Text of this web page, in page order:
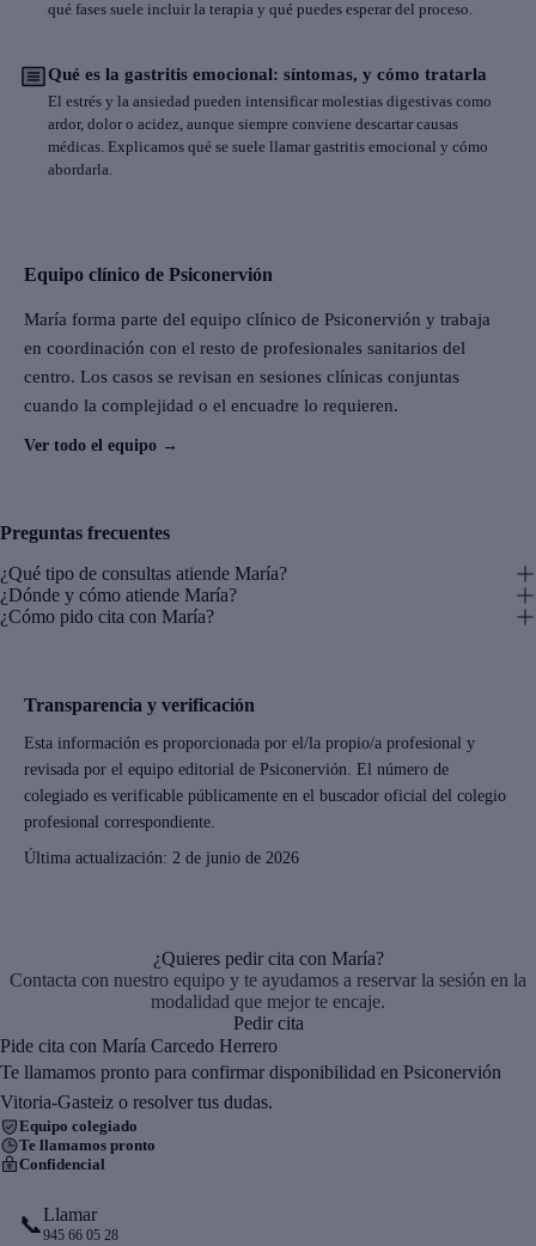
qué fases suele incluir la terapia y qué puedes esperar del proceso.
Qué es la gastritis emocional: síntomas, y cómo tratarla
El estrés y la ansiedad pueden intensificar molestias digestivas como
ardor, dolor o acidez, aunque siempre conviene descartar causas
médicas. Explicamos qué se suele llamar gastritis emocional y cómo
abordarla.
Equipo clínico de Psiconervión
María forma parte del equipo clínico de Psiconervión y trabaja
en coordinación con el resto de profesionales sanitarios del
centro. Los casos se revisan en sesiones clínicas conjuntas
cuando la complejidad o el encuadre lo requieren.
Ver todo el equipo →
Preguntas frecuentes
¿Qué tipo de consultas atiende María?
¿Dónde y cómo atiende María?
¿Cómo pido cita con María?
Transparencia y verificación
Esta información es proporcionada por el/la propio/a profesional y
revisada por el equipo editorial de Psiconervión. El número de
colegiado es verificable públicamente en el buscador oficial del colegio
profesional correspondiente.
Última actualización: 2 de junio de 2026
¿Quieres pedir cita con María?
Contacta con nuestro equipo y te ayudamos a reservar la sesión en la
modalidad que mejor te encaje.
Pedir cita
Pide cita con María Carcedo Herrero
Te llamamos pronto para confirmar disponibilidad en Psiconervión
Vitoria-Gasteiz o resolver tus dudas.
Equipo colegiado
Te llamamos pronto
Confidencial
📞Llamar
945 66 05 28